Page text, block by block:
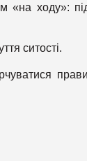
«на ходу»:
ситості.